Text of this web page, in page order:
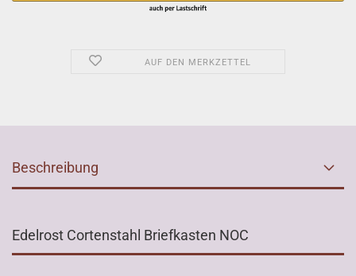
AUF DEN MERKZETTEL
Beschreibung
Edelrost Cortenstahl Briefkasten NOC